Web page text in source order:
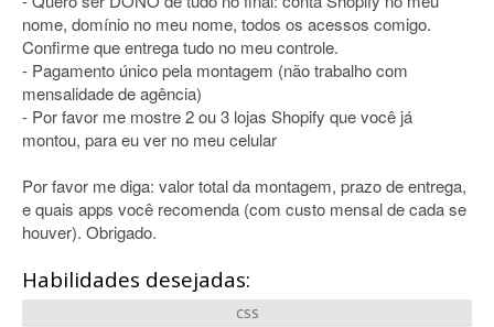
nome, domínio no meu nome, todos os acessos comigo.
Confirme que entrega tudo no meu controle.
- Pagamento único pela montagem (não trabalho com
mensalidade de agência)
- Por favor me mostre 2 ou 3 lojas Shopify que você já
montou, para eu ver no meu celular
Por favor me diga: valor total da montagem, prazo de entrega,
e quais apps você recomenda (com custo mensal de cada se
houver). Obrigado.
Habilidades desejadas:
CSS